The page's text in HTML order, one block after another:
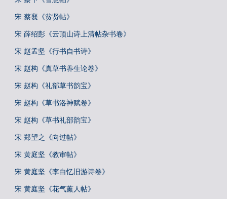
宋 蔡襄《贫贤帖》
宋 薛绍彭《云顶山诗上清帖杂书卷》
宋 赵孟坚《行书自书诗》
宋 赵构《真草书养生论卷》
宋 赵构《礼部草书韵宝》
宋 赵构《草书洛神赋卷》
宋 赵构《草书礼部韵宝》
宋 郑望之《向过帖》
宋 黄庭坚《教审帖》
宋 黄庭坚《李白忆旧游诗卷》
宋 黄庭坚《花气薰人帖》